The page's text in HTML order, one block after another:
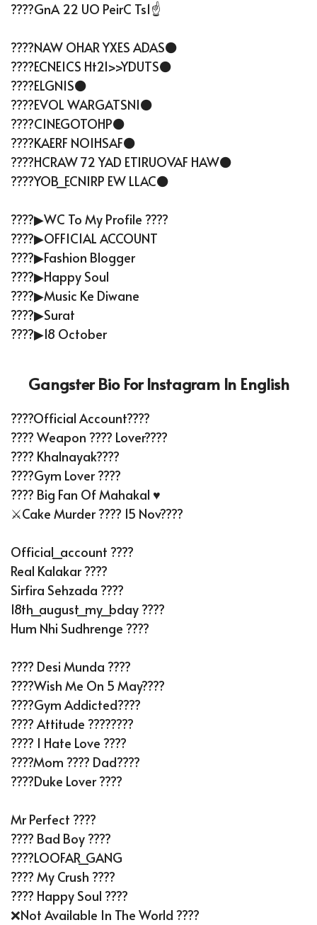
????gnA 22 UO PeirC Ts1️☝
????NAW OHAR YXES ADAS⚫
????ECNEICS Ht21>>YDUTS⚫
????ELGNIS⚫
????EVOL WARGATSNI⚫
????CINEGOTOHP⚫
????KAERF NOIHSAF⚫
????HCRAW 72 YAD ETIRUOVAF HAW⚫
????YOB_ECNIRP EW LLAC⚫
????▶WC To My Profile ????
????▶OFFICIAL ACCOUNT
????▶Fashion Blogger
????▶Happy Soul
????▶Music Ke Diwane
????▶Surat
????▶18 October
Gangster Bio For Instagram In English
????Official Account????
???? Weapon ???? Lover????
???? Khalnayak????
????Gym Lover ????
???? Big Fan Of Mahakal ♥️
⚔️Cake Murder ???? 15 Nov????
Official_account ????
Real Kalakar ????
Sirfira Sehzada ????
18th_august_my_bday ????
Hum Nhi Sudhrenge ????
???? Desi Munda ????
????Wish Me On 5 May????
????️Gym Addicted????️
???? Attitude ????????
???? I Hate Love ????
????Mom ???? Dad????
????️Duke Lover ????️
Mr Perfect ????
???? Bad Boy ????
????LOOFAR_GANG
???? My Crush ????
???? Happy Soul ????
❌Not Available In The World ????